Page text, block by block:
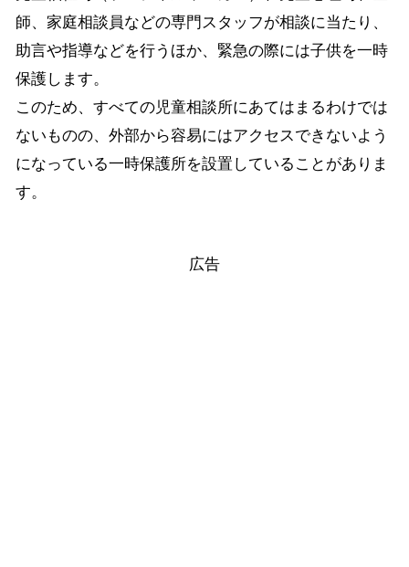
師、家庭相談員などの専門スタッフが相談に当たり、
助言や指導などを行うほか、緊急の際には子供を一時
保護します。
このため、すべての児童相談所にあてはまるわけでは
ないものの、外部から容易にはアクセスできないよう
になっている一時保護所を設置していることがありま
す。